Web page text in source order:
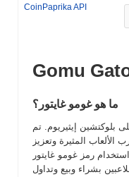
CoinPaprika API
Gomu
ما هو غومو غايتور؟
بلوكتشين إيثيريوم. تم
المثيرة وتعزيز
رمز غومو غايتور
بشراء وبيع وتداول